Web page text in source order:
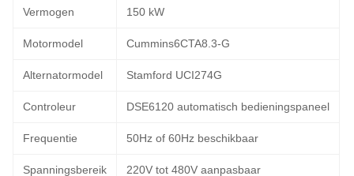
Vermogen 150 kW
Motormodel Cummins6CTA8.3-G
Alternatormodel Stamford UCI274G
Controleur DSE6120 automatisch bedieningspaneel
Frequentie 50Hz of 60Hz beschikbaar
Spanningsbereik 220V tot 480V aanpasbaar